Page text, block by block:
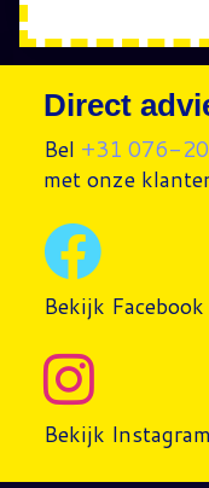
Direct
Bel +31 076-
met onze
Bekijk Facebook
Bekijk Instagram